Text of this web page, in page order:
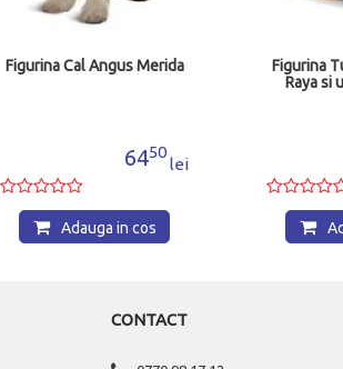
Figurina Cal Angus Merida
6450
lei
Adauga in cos
Figurina
Raya si
CONTACT